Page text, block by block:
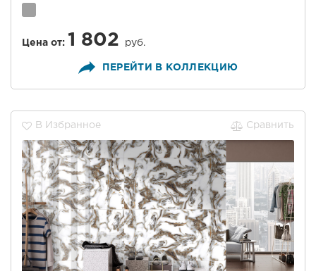
Цена от: 1 802 руб.
ПЕРЕЙТИ В КОЛЛЕКЦИЮ
В Избранное Сравнить